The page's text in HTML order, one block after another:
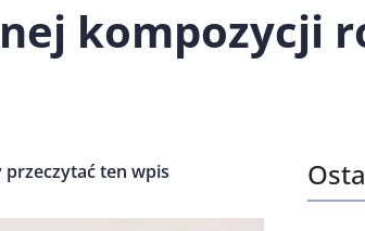
kompozycji
przeczytać ten wpis